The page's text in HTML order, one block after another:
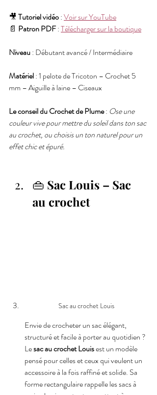
🎥 Tutoriel vidéo : Voir sur YouTube
📄 Patron PDF : Télécharger sur la boutique
Niveau : Débutant avancé / Intermédiaire
Matériel : 1 pelote de Tricoton – Crochet 5
mm – Aiguille à laine – Ciseaux
Le conseil du Crochet de Plume : Ose une
couleur vive pour mettre du soleil dans ton sac
au crochet, ou choisis un ton naturel pour un
effet chic et épuré.
👜 Sac Louis – Sac
au crochet
Sac au crochet Louis
Envie de crocheter un sac élégant,
structuré et facile à porter au quotidien ?
Le sac au crochet Louis est un modèle
pensé pour celles et ceux qui veulent un
accessoire à la fois raffiné et solide. Sa
forme rectangulaire rappelle les sacs à